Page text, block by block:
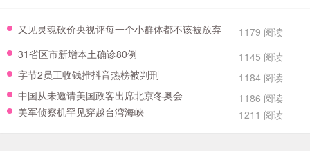
又见灵魂砍价央视评每一个小群体都不该被放弃
1179 阅读
31省区市新增本土确诊80例
1145 阅读
字节2员工收钱推抖音热榜被判刑
1184 阅读
中国从未邀请美国政客出席北京冬奥会
1186 阅读
美军侦察机罕见穿越台湾海峡
1211 阅读